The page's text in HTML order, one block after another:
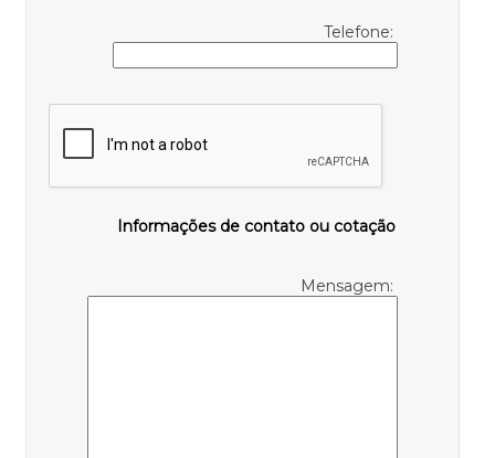
Telefone:
Informações de contato ou cotação
Mensagem: